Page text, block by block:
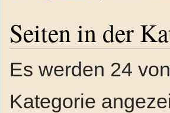
Seiten in der
Es werden 24
Kategorie